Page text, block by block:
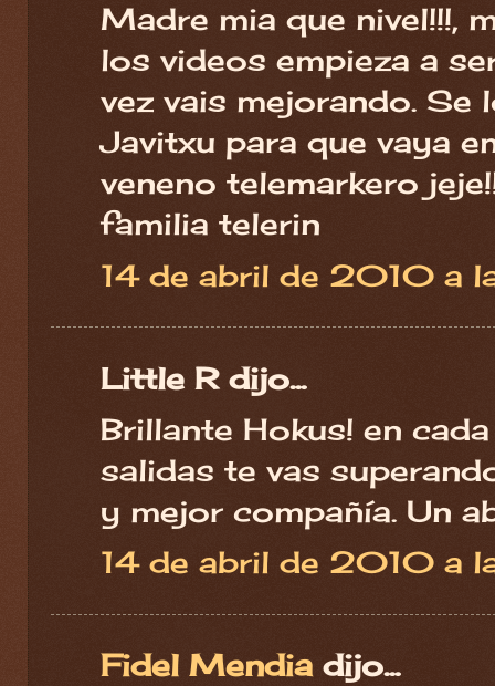
Madre mia que nivel!!!,
los videos empieza a
vez vais mejorando. Se
Javitxu para que vaya
veneno telemarkero
familia telerin
14 de abril de 2010 a
Little R dijo...
Brillante Hokus! en
salidas te vas
y mejor compañía. Un
14 de abril de 2010 a
Fidel Mendiadijo...